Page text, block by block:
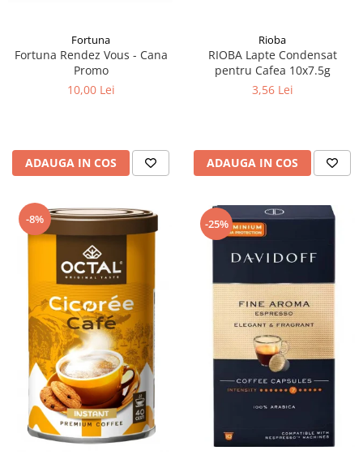
Fortuna
Fortuna Rendez Vous - Cana
Promo
10,00 Lei
ADAUGA IN COS
Rioba
RIOBA Lapte Condensat
pentru Cafea 10x7.5g
3,56 Lei
ADAUGA IN COS
-8% -25%